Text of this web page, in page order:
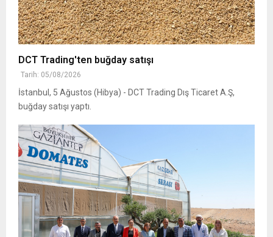
DCT Trading'ten buğday satışı
Tarih: 05/08/2026
İstanbul, 5 Ağustos (Hibya) - DCT Trading Dış Ticaret A.Ş,
buğday satışı yaptı.